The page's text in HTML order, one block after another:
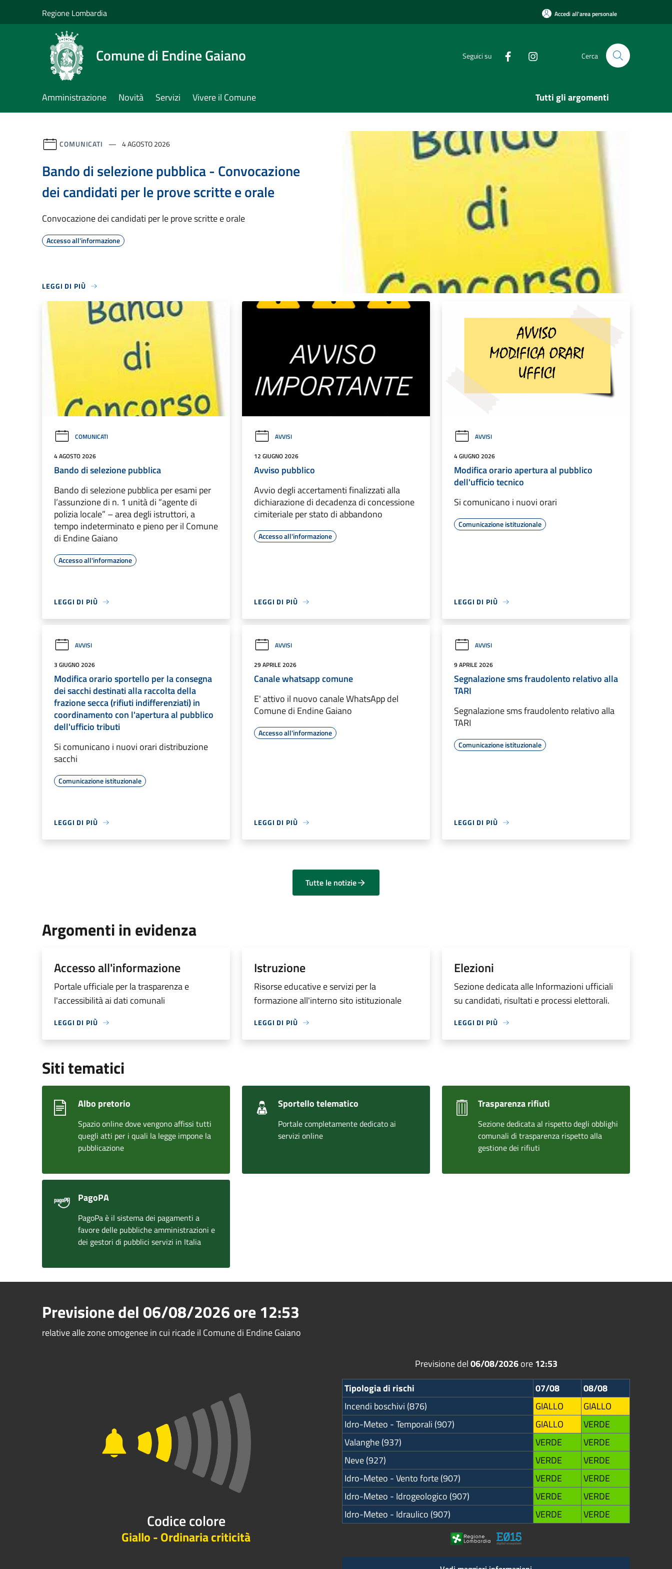
Regione Lombardia Accedi all'area personale
Comune di Endine Gaiano Seguici su Cerca
Amministrazione Novità Servizi Vivere il Comune Tutti gli argomenti
COMUNICATI 4 AGOSTO 2026
Bando di selezione pubblica - Convocazione
dei candidati per le prove scritte e orale
Convocazione dei candidati per le prove scritte e orale
Accesso all'informazione
LEGGI DI PIÙ
COMUNICATI
4 AGOSTO 2026
Bando di selezione pubblica
Bando di selezione pubblica per esami per
l’assunzione di n. 1 unità di “agente di
polizia locale” – area degli istruttori, a
tempo indeterminato e pieno per il Comune
di Endine Gaiano
Accesso all'informazione
LEGGI DI PIÙ
AVVISI
12 GIUGNO 2026
Avviso pubblico
Avvio degli accertamenti finalizzati alla
dichiarazione di decadenza di concessione
cimiteriale per stato di abbandono
Accesso all'informazione
LEGGI DI PIÙ
AVVISI
4 GIUGNO 2026
Modifica orario apertura al pubblico
dell'ufficio tecnico
Si comunicano i nuovi orari
Comunicazione istituzionale
LEGGI DI PIÙ
AVVISI
3 GIUGNO 2026
Modifica orario sportello per la consegna
dei sacchi destinati alla raccolta della
frazione secca (rifiuti indifferenziati) in
coordinamento con l'apertura al pubblico
dell'ufficio tributi
Si comunicano i nuovi orari distribuzione
sacchi
Comunicazione istituzionale
LEGGI DI PIÙ
AVVISI
29 APRILE 2026
Canale whatsapp comune
E' attivo il nuovo canale WhatsApp del
Comune di Endine Gaiano
Accesso all'informazione
LEGGI DI PIÙ
AVVISI
9 APRILE 2026
Segnalazione sms fraudolento relativo alla
TARI
Segnalazione sms fraudolento relativo alla
TARI
Comunicazione istituzionale
LEGGI DI PIÙ
Tutte le notizie
Argomenti in evidenza
Accesso all'informazione
Portale ufficiale per la trasparenza e
l'accessibilità ai dati comunali
LEGGI DI PIÙ
Istruzione
Risorse educative e servizi per la
formazione all'interno sito istituzionale
LEGGI DI PIÙ
Elezioni
Sezione dedicata alle Informazioni ufficiali
su candidati, risultati e processi elettorali.
LEGGI DI PIÙ
Siti tematici
Albo pretorio
Spazio online dove vengono affissi tutti
quegli atti per i quali la legge impone la
pubblicazione
Sportello telematico
Portale completamente dedicato ai
servizi online
Trasparenza rifiuti
Sezione dedicata al rispetto degli obblighi
comunali di trasparenza rispetto alla
gestione dei rifiuti
PagoPA
PagoPa è il sistema dei pagamenti a
favore delle pubbliche amministrazioni e
dei gestori di pubblici servizi in Italia
Previsione del06/08/2026ore12:53
relative alle zone omogenee in cui ricade il Comune di Endine Gaiano
Codice colore
Giallo - Ordinaria criticità
Previsione del06/08/2026ore12:53
Tipologia di rischi
07/08
08/08
Incendi boschivi (876)
GIALLO
GIALLO
Idro-Meteo - Temporali (907)
GIALLO
VERDE
Valanghe (937)
VERDE
VERDE
Neve (927)
VERDE
VERDE
Idro-Meteo - Vento forte (907)
VERDE
VERDE
Idro-Meteo - Idrogeologico (907)
VERDE
VERDE
Idro-Meteo - Idraulico (907)
VERDE VERDE